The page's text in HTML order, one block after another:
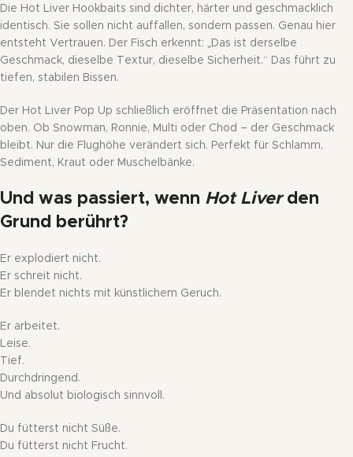
Die Hot Liver Hookbaits sind dichter, härter und geschmacklich
identisch. Sie sollen nicht auffallen, sondern passen. Genau hier
entsteht Vertrauen. Der Fisch erkennt: „Das ist derselbe
Geschmack, dieselbe Textur, dieselbe Sicherheit.“ Das führt zu
tiefen, stabilen Bissen.
Der Hot Liver Pop Up schließlich eröffnet die Präsentation nach
oben. Ob Snowman, Ronnie, Multi oder Chod – der Geschmack
bleibt. Nur die Flughöhe verändert sich. Perfekt für Schlamm,
Sediment, Kraut oder Muschelbänke.
Und was passiert, wenn Hot Liverden
Grund berührt?
Er explodiert nicht.
Er schreit nicht.
Er blendet nichts mit künstlichem Geruch.
Er arbeitet.
Leise.
Tief.
Durchdringend.
Und absolut biologisch sinnvoll.
Du fütterst nicht Süße.
Du fütterst nicht Frucht.